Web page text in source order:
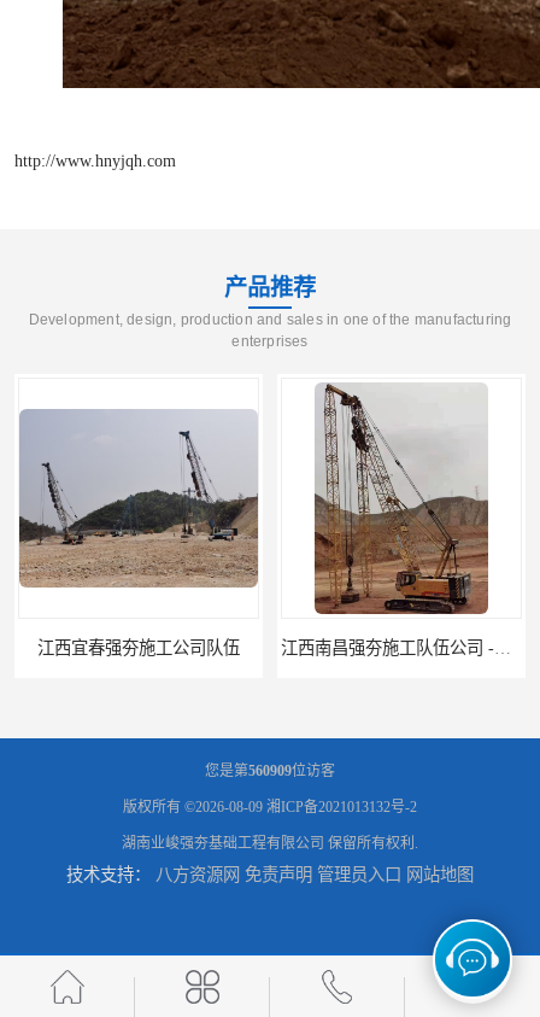
http://www.hnyjqh.com
产品推荐
Development, design, production and sales in one of the manufacturing
enterprises
江西宜春强夯施工公司队伍
江西新余强夯施工队伍公司 —业峻强夯基础工程 湖南强夯施工公司
您是第560909位访客
版权所有 ©2026-08-09 湘ICP备2021013132号-2
湖南业峻强夯基础工程有限公司 保留所有权利.
技术支持： 八方资源网 免责声明 管理员入口 网站地图